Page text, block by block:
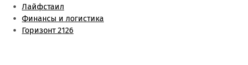
Лайфстаил
Финансы и логистика
Горизонт 2126